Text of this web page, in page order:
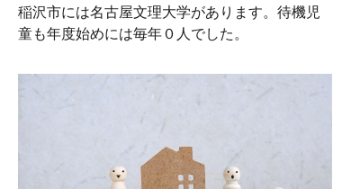
稲沢市には名古屋文理大学があります。待機児
童も年度始めには毎年０人でした。